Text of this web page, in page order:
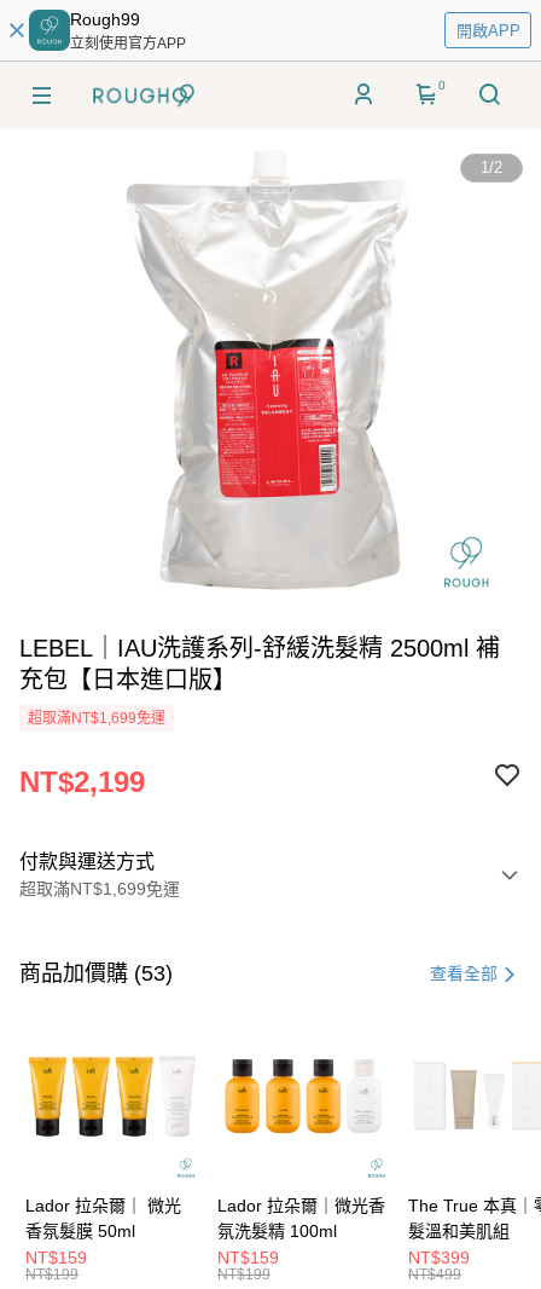
Rough99
立刻使用官方APP
開啟APP
0
1/2
LEBEL｜IAU洗護系列-舒緩洗髮精 2500ml 補
充包【日本進口版】
超取滿NT$1,699免運
NT$2,199
付款與運送方式
超取滿NT$1,699免運
信用卡一次付款
3 期 0 利率 每期NT$733
合作金庫商業銀行
第一商業銀行
華南商業銀行
彰化商業銀行
兆豐國際商業銀行
臺灣中小企業銀行
台中商業銀行
匯豐（台灣）商業銀行
華泰商業銀行
聯邦商業銀行
元大商業銀行
6 期 0 利率 每期 NT$366 21家銀行
合作金庫商業銀行
第一商業銀行
台北富邦商業銀行
國泰世華商業銀行
兆豐國際商業銀行
臺灣中小企業銀行
台中商業銀行
匯豐（台灣）商業銀行
聯邦商業銀行
超商取貨付款
Apple Pay
街口支付
商品加價購 (53) 查看全部
Lador 拉朵爾｜ 微光
香氛髮膜 50ml
NT$159
NT$199
Lador 拉朵爾｜微光香
氛洗髮精 100ml
NT$159
NT$199
The True 本真｜
髮溫和美肌組
NT$399
NT$499